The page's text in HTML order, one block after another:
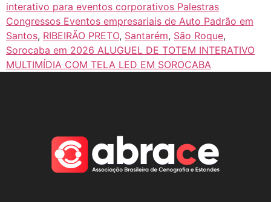
interativo para eventos corporativos Palestras
Congressos Eventos empresariais de Auto Padrão em
Santos, RIBEIRÃO PRETO, Santarém, São Roque,
Sorocaba em 2026 ALUGUEL DE TOTEM INTERATIVO
MULTIMÍDIA COM TELA LED EM SOROCABA